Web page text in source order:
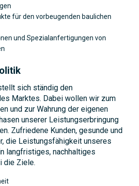
für den vorbeugenden baulichen
und Spezialanfertigungen von
sich ständig den
Marktes. Dabei wollen wir zum
und zur Wahrung der eigenen
unserer Leistungserbringung
Zufriedene Kunden, gesunde und
die Leistungsfähigkeit unseres
langfristiges, nachhaltiges
die Ziele.